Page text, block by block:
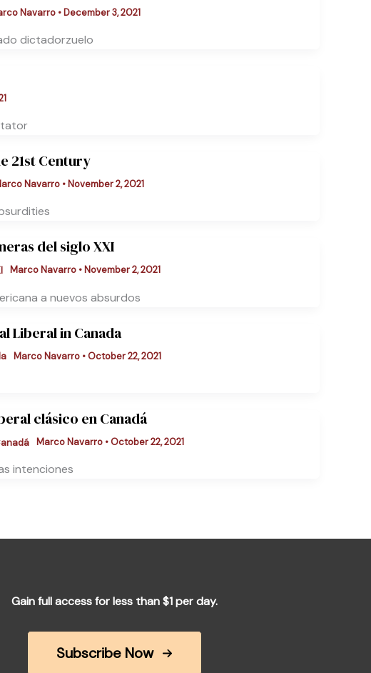
Navarro • December 3, 2021
dictadorzuelo
21st Century
Navarro • November 2, 2021
del siglo XXI
Marco Navarro •November 2, 2021
a nuevos absurdos
Liberal in Canada
Marco Navarro •October 22, 2021
clásico en Canadá
Marco Navarro •October 22, 2021
intenciones
Gain full access for less than $1 per day.
Subscribe Now